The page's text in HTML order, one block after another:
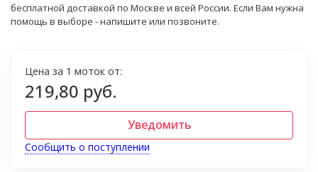
бесплатной доставкой по Москве и всей России. Если Вам нужна
помощь в выборе - напишите или позвоните.
Цена за 1 моток от:
219,80 руб.
Уведомить
Сообщить о поступлении